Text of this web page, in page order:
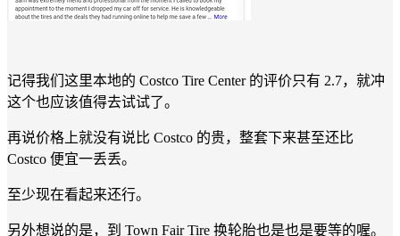
记得我们这里本地的 Costco Tire Center 的评价只有 2.7，就冲
这个也应该值得去试试了。
再说价格上就没有说比 Costco 的贵，整套下来甚至还比
Costco 便宜一丢丢。
至少现在看起来还行。
另外想说的是，到 Town Fair Tire 换轮胎也是也是要等的喔。